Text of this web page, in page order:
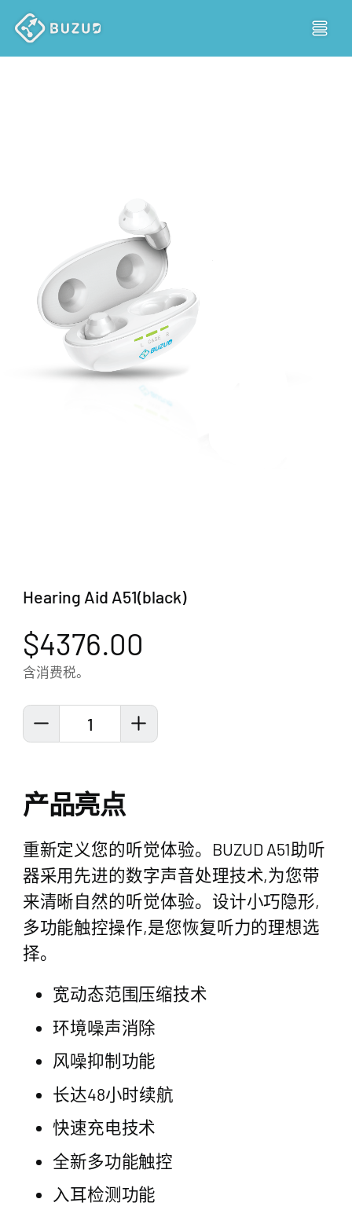
产品亮点
重新定义您的听觉体验。BUZUD A51助听
器采用先进的数字声音处理技术,为您带
来清晰自然的听觉体验。设计小巧隐形,
多功能触控操作,是您恢复听力的理想选
择。
宽动态范围压缩技术
环境噪声消除
风噪抑制功能
长达48小时续航
快速充电技术
全新多功能触控
入耳检测功能
Hearing Aid A51(black)
$4376.00
含消费税。
1